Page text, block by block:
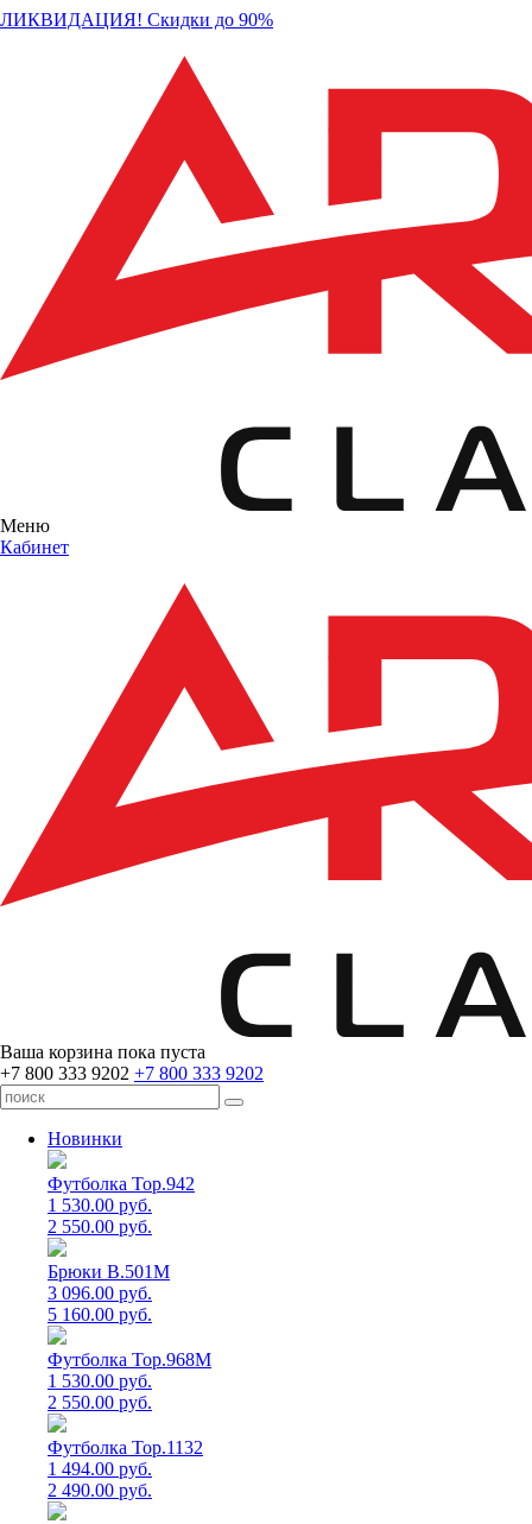
ЛИКВИДАЦИЯ! Скидки до 90%
Меню
Кабинет
Ваша корзина пока пуста
+7 800 333 9202 +7 800 333 9202
Новинки
Футболка Top.942
1 530.00 руб.
2 550.00 руб.
Брюки B.501M
3 096.00 руб.
5 160.00 руб.
Футболка Top.968M
1 530.00 руб.
2 550.00 руб.
Футболка Top.1132
1 494.00 руб.
2 490.00 руб.